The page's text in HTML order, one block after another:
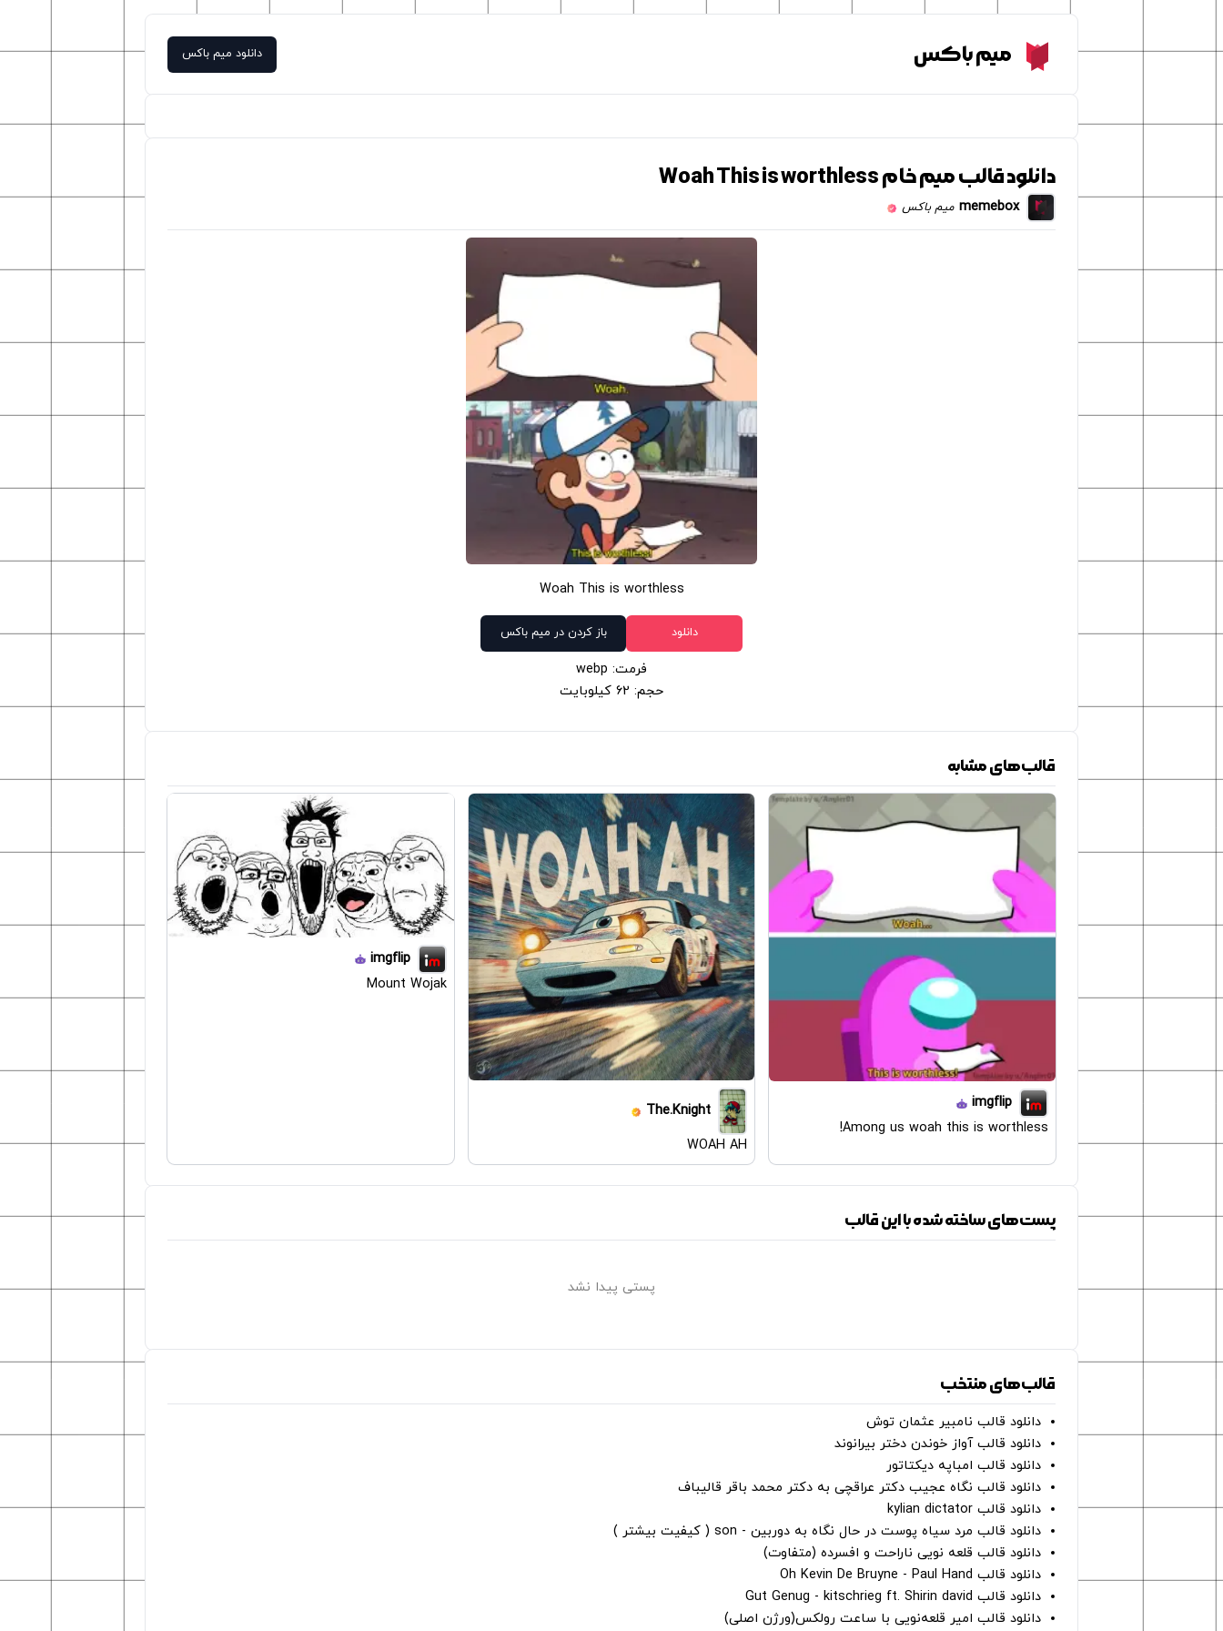
Meme Boxمیم باکس دانلود میم باکس
دانلود قالب میم خام Woah This is worthless
memebox میم باکس
Woah This is worthless
دانلود باز کردن در میم باکس
فرمت: webp
حجم: 62 کیلوبایت
قالب‌های مشابه
imgflip
Among us woah this is worthless!
The.Knight
WOAH AH
imgflip
Mount Wojak
پست‌های ساخته شده با این قالب
پستی پیدا نشد
قالب‌های منتخب
دانلود قالب نامبیر عثمان ‌توش
دانلود قالب آواز خوندن دختر بیرانوند
دانلود قالب امباپه دیکتاتور
دانلود قالب نگاه عجیب دکتر عراقچی به دکتر محمد باقر قالیباف
دانلود قالب kylian dictator
دانلود قالب مرد سیاه پوست در حال نگاه به دوربین - son ( کیفیت بیشتر )
دانلود قالب قلعه نویی ناراحت و افسرده (متفاوت)
دانلود قالب Oh Kevin De Bruyne - Paul Hand
دانلود قالب Gut Genug - kitschrieg ft. Shirin david
دانلود قالب امیر قلعه‌نویی با ساعت رولکس(ورژن اصلی)